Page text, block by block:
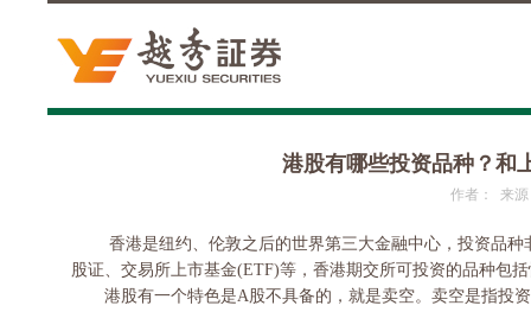
港股有哪些投资品种？和
作者： 来源
香港是纽约、伦敦之后的世界第三大金融中心，投资品种
股证、交易所上市基金(ETF)等，香港期交所可投资的品种包
港股有一个特色是A股不具备的，就是卖空。卖空是指投